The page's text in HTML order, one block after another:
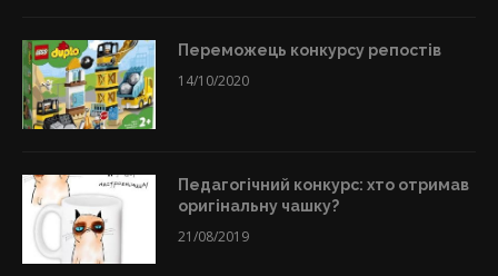
Переможець конкурсу репостів
14/10/2020
Педагогічний конкурс: хто отримав
оригінальну чашку?
21/08/2019